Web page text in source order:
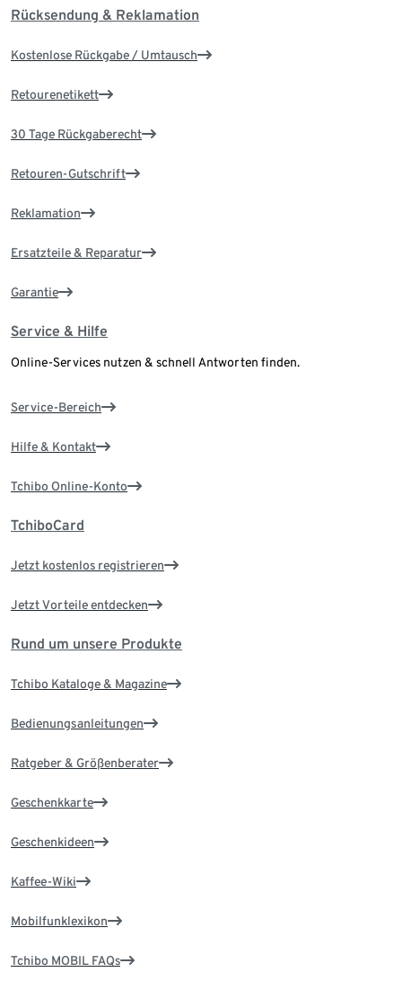
Rücksendung & Reklamation
Kostenlose Rückgabe / Umtausch
Retourenetikett
30 Tage Rückgaberecht
Retouren-Gutschrift
Reklamation
Ersatzteile & Reparatur
Garantie
Service & Hilfe
Online-Services nutzen & schnell Antworten finden.
Service-Bereich
Hilfe & Kontakt
Tchibo Online-Konto
TchiboCard
Jetzt kostenlos registrieren
Jetzt Vorteile entdecken
Rund um unsere Produkte
Tchibo Kataloge & Magazine
Bedienungsanleitungen
Ratgeber & Größenberater
Geschenkkarte
Geschenkideen
Kaffee-Wiki
Mobilfunklexikon
Tchibo MOBIL FAQs